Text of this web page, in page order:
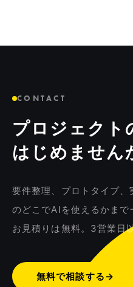
CONTACT
プロジェクト
はじめません
要件整理、プロトタイプ
のどこでAIを使えるかま
お見積りは無料。3営業日
無料で相談する→